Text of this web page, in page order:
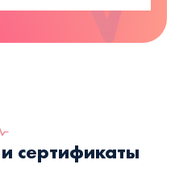
сертификаты